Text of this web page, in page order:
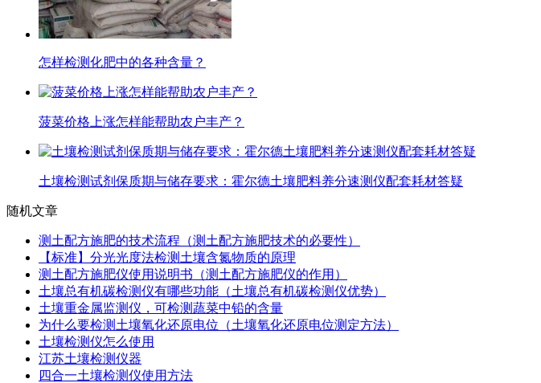
怎样检测化肥中的各种含量？
菠菜价格上涨怎样能帮助农户丰产？
土壤检测试剂保质期与储存要求：霍尔德土壤肥料养分速测仪配套耗材答疑
随机文章
测土配方施肥的技术流程（测土配方施肥技术的必要性）
【标准】分光光度法检测土壤含氮物质的原理
测土配方施肥仪使用说明书（测土配方施肥仪的作用）
土壤总有机碳检测仪有哪些功能（土壤总有机碳检测仪优势）
土壤重金属监测仪，可检测蔬菜中铅的含量
为什么要检测土壤氧化还原电位（土壤氧化还原电位测定方法）
土壤检测仪怎么使用
江苏土壤检测仪器
四合一土壤检测仪使用方法